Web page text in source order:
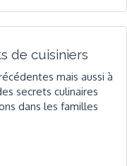
de cuisiniers
mais aussi à
secrets culinaires
dans les familles